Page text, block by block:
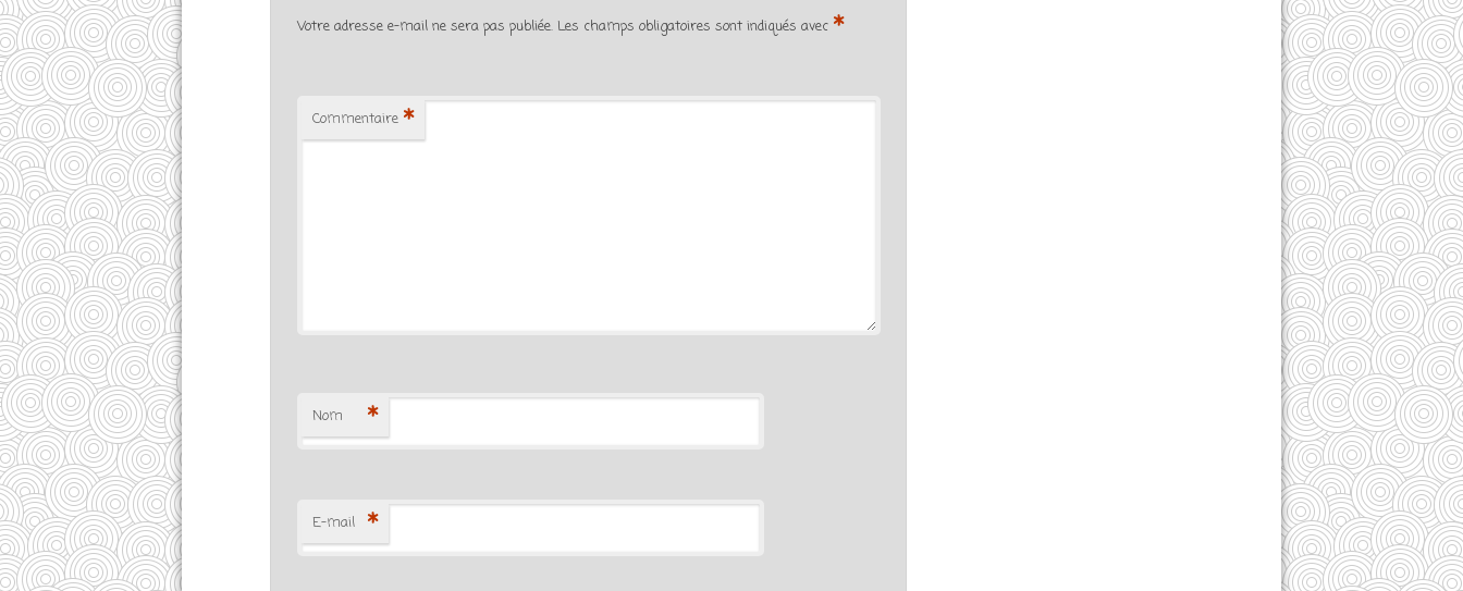
Votre adresse e-mail ne sera pas publiée. Les champs obligatoires sont indiqués avec *
Commentaire *
Nom *
E-mail *